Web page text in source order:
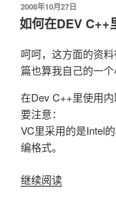
幕
抓
工
具
的
解
发
布
于
2008年10月27日
如何在DEV C++
呵呵，这方面的资
篇也算我自己的一个
在Dev C++里使用
要注意：
VC里采用的是Intel
编格式。
继续阅读